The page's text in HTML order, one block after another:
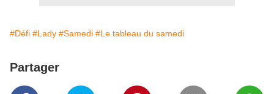
#Défi #Lady #Samedi #Le tableau du samedi
Partager